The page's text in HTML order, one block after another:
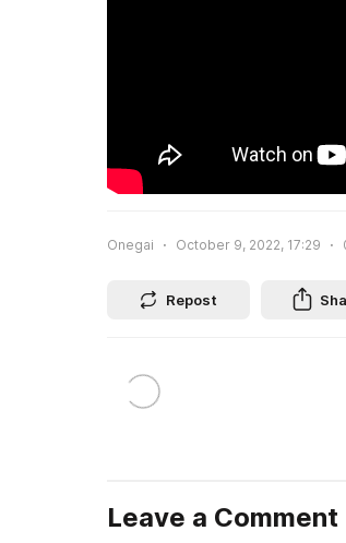
Onegai October 9, 2022, 17:29
Repost
Leave a Comment